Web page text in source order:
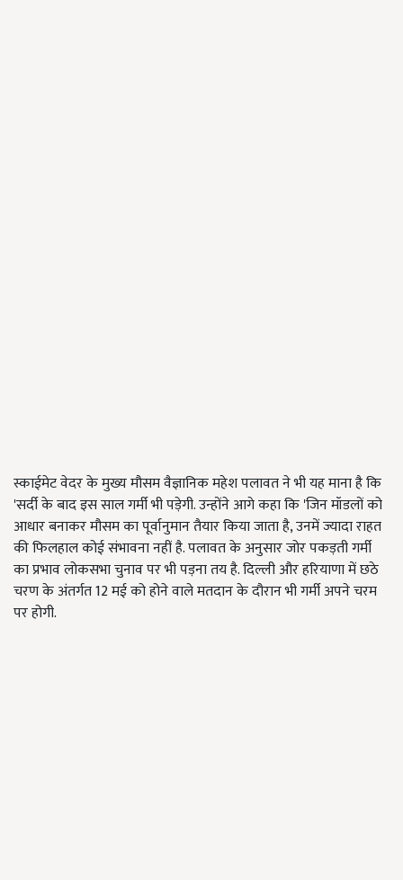
स्काईमेट वेदर के मुख्य मौसम वैज्ञानिक महेश पलावत ने भी यह माना है कि
'सर्दी के बाद इस साल गर्मी भी पड़ेगी. उन्होंने आगे कहा कि 'जिन मॉडलों को
आधार बनाकर मौसम का पूर्वानुमान तैयार किया जाता है, उनमें ज्यादा राहत
की फिलहाल कोई संभावना नहीं है. पलावत के अनुसार जोर पकड़ती गर्मी
का प्रभाव लोकसभा चुनाव पर भी पड़ना तय है. दिल्ली और हरियाणा में छठे
चरण के अंतर्गत 12 मई को होने वाले मतदान के दौरान भी गर्मी अपने चरम
पर होगी.